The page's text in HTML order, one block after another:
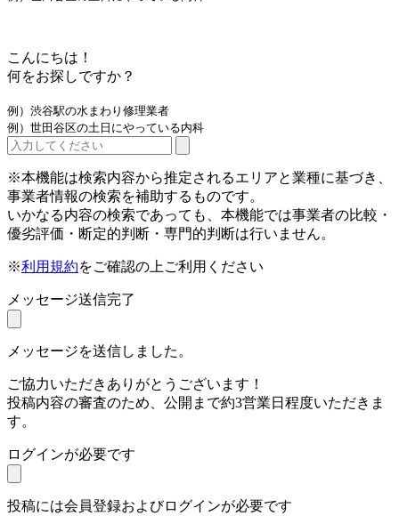
こんにちは！
何をお探しですか？
例）渋谷駅の水まわり修理業者
例）世田谷区の土日にやっている内科
※本機能は検索内容から推定されるエリアと業種に基づき、
事業者情報の検索を補助するものです。
いかなる内容の検索であっても、本機能では事業者の比較・
優劣評価・断定的判断・専門的判断は行いません。
※利用規約をご確認の上ご利用ください
メッセージ送信完了
メッセージを送信しました。
ご協力いただきありがとうございます！
投稿内容の審査のため、公開まで約3営業日程度いただきま
す。
ログインが必要です
投稿には会員登録およびログインが必要です